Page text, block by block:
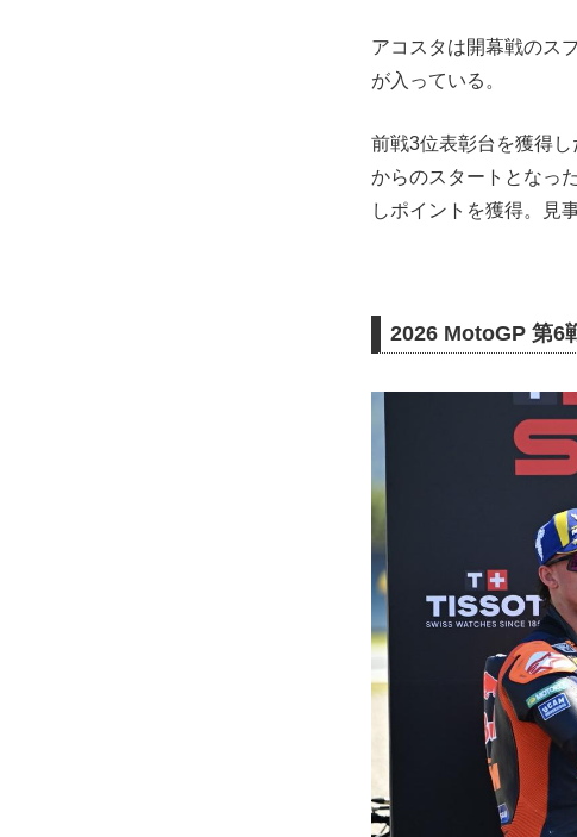
アコスタは開幕戦のス
が入っている。
前戦3位表彰台を獲得
からのスタートとなっ
しポイントを獲得。見
2026 MotoGP 第6